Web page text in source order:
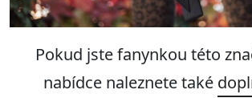
Pokud jste fanynkou této
nabídce naleznete také